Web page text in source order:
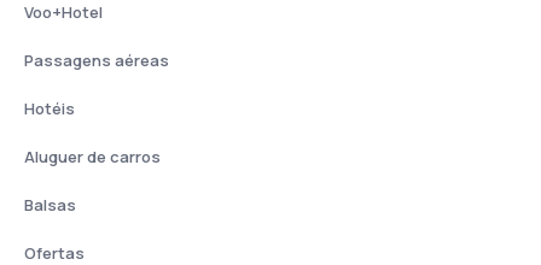
Voo+Hotel
Passagens aéreas
Hotéis
Aluguer de carros
Balsas
Ofertas